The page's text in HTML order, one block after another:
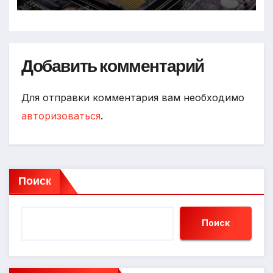
Добавить комментарий
Для отправки комментария вам необходимо
авторизоваться.
Поиск
Поиск